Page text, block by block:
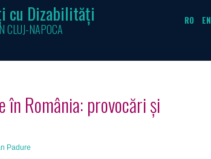
cu Dizabilități
CLUJ-NAPOCA
RO EN
în România: provocări și
Padure